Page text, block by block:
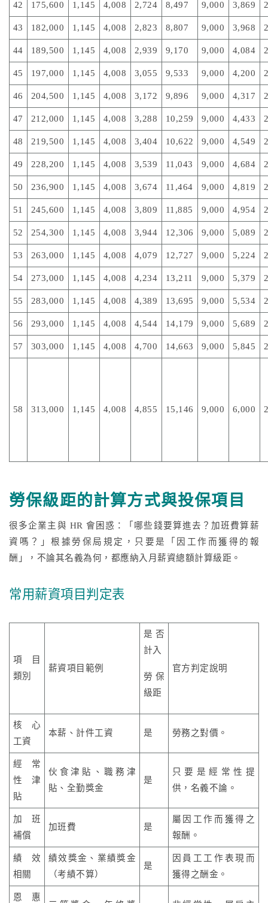
42 175,600 1,145 4,008 2,724 8,497 9,000 3,869
43 182,000 1,145 4,008 2,823 8,807 9,000 3,968
44 189,500 1,145 4,008 2,939 9,170 9,000 4,084
45 197,000 1,145 4,008 3,055 9,533 9,000 4,200
46 204,500 1,145 4,008 3,172 9,896 9,000 4,317
47 212,000 1,145 4,008 3,288 10,259 9,000 4,433
48 219,500 1,145 4,008 3,404 10,622 9,000 4,549
49 228,200 1,145 4,008 3,539 11,043 9,000 4,684
50 236,900 1,145 4,008 3,674 11,464 9,000 4,819
51 245,600 1,145 4,008 3,809 11,885 9,000 4,954
52 254,300 1,145 4,008 3,944 12,306 9,000 5,089
53 263,000 1,145 4,008 4,079 12,727 9,000 5,224
54 273,000 1,145 4,008 4,234 13,211 9,000 5,379
55 283,000 1,145 4,008 4,389 13,695 9,000 5,534
56 293,000 1,145 4,008 4,544 14,179 9,000 5,689
57 303,000 1,145 4,008 4,700 14,663 9,000 5,845
58 313,000 1,145 4,008 4,855 15,146 9,000 6,000
勞保級距的計算方式與投保項目
很多企業主與 HR 會困惑：「哪些錢要算進去？加班費算薪
資嗎？」根據勞保局規定，只要是「因工作而獲得的報
酬」，不論其名義為何，都應納入月薪資總額計算級距。
常用薪資項目判定表
項目
類別
薪資項目範例
是否
計入
勞保
級距
官方判定說明
核心
工資
本薪、計件工資 是 勞務之對價。
經常
性津
貼
伙食津貼、職務津
貼、全勤獎金
是
只要是經常性提
供，名義不論。
加班
補償
加班費 是
屬因工作而獲得之
報酬。
績效
相關
績效獎金、業績獎金
（考績不算）
是
因員工工作表現而
獲得之酬金。
恩惠